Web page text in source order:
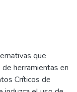
que
herramientas en
Críticos de